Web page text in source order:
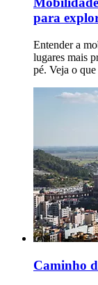
para
Entender a
lugares mais
pé. Veja o
Caminho